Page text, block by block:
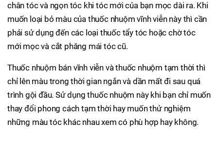
chân tóc và ngọn tóc khi tóc mới của bạn mọc dài ra. Khi
muốn loại bỏ màu của thuốc nhuộm vĩnh viễn này thì cần
phải sử dụng đến các loại thuốc tẩy tóc hoặc chờ tóc
mới mọc và cắt phăng mái tóc cũ.
Thuốc nhuộm bán vĩnh viễn và thuốc nhuộm tạm thời thì
chỉ lên màu trong thời gian ngắn và dần mất đi sau quá
trình gội đầu. Sử dụng thuốc nhuộm này khi bạn chỉ muốn
thay đổi phong cách tạm thời hay muốn thử nghiệm
những màu tóc khác nhau xem có phù hợp hay không.